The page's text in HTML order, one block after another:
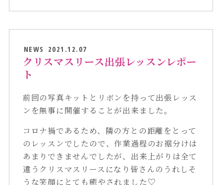
NEWS 2021.12.07
クリスマスリース出張レッスンレポー
ト
前回の写真キットとリボンを持って出張レッス
ンを無事に開催することが出来ました。
コロナ禍であるため、隣の方との距離をとって
のレッスンでしたので、作業過程のお裾分けは
あまりできませんでしたが、出来上がりは全て
違うクリスマスリースになり皆さんのうれしそ
うな笑顔にとても癒やされました♡